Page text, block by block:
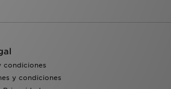
condiciones
y condiciones